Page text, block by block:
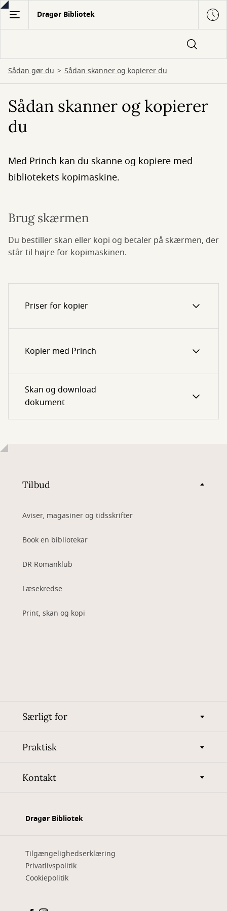
Gå
hovedindhold
Dragør Bibliotek
Sådan gør du Sådan skanner og kopierer du
Sådan skanner og kopierer
du
Med Princh kan du skanne og kopiere med
bibliotekets kopimaskine.
Brug skærmen
Du bestiller skan eller kopi og betaler på skærmen, der
står til højre for kopimaskinen.
Priser for kopier
Kopier med Princh
Skan og download
dokument
Tilbud
Aviser, magasiner og tidsskrifter
Book en bibliotekar
DR Romanklub
Læsekredse
Print, skan og kopi
Særligt for
Praktisk
Kontakt
Dragør Bibliotek
Tilgængelighedserklæring
Privatlivspolitik
Cookiepolitik